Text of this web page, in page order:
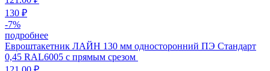
130 ₽
-7%
подробнее
Евроштакетник ЛАЙН 130 мм односторонний ПЭ Стандарт
0,45 RAL6005 с прямым срезом